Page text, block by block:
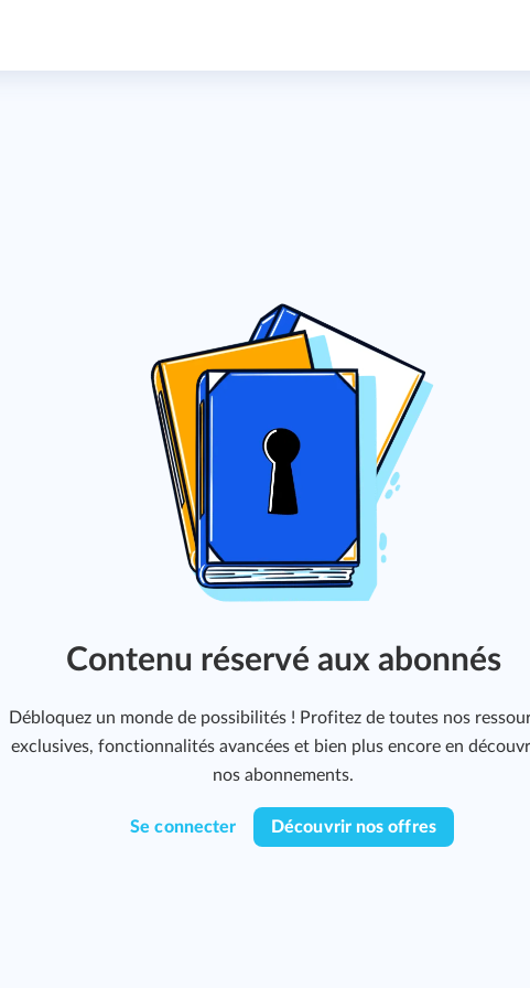
Contenu réservé aux abonnés
Débloquez un monde de possibilités ! Profitez de toutes nos
exclusives, fonctionnalités avancées et bien plus encore en
nos abonnements.
Se connecter Découvrir nos offres